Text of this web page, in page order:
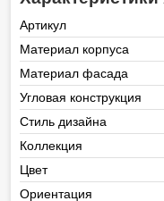
Артикул
Материал корпуса
Материал фасада
Угловая конструкция
Стиль дизайна
Коллекция
Цвет
Ориентация